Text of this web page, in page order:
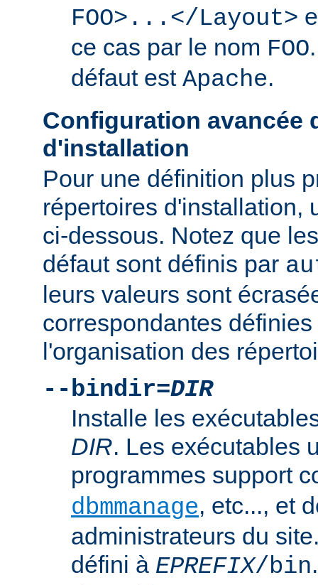
FOO>...</Layout>
ce cas par le nom FOO
défaut est Apache.
Configuration avancée
d'installation
Pour une définition plus
répertoires d'installation,
ci-dessous. Notez que
défaut sont définis par
leurs valeurs sont
correspondantes
l'organisation des
--bindir=DIR
Installe les
DIR. Les exécutables
programmes support
dbmmanage, etc..., et
administrateurs du
défini à EPREFIX/bin.